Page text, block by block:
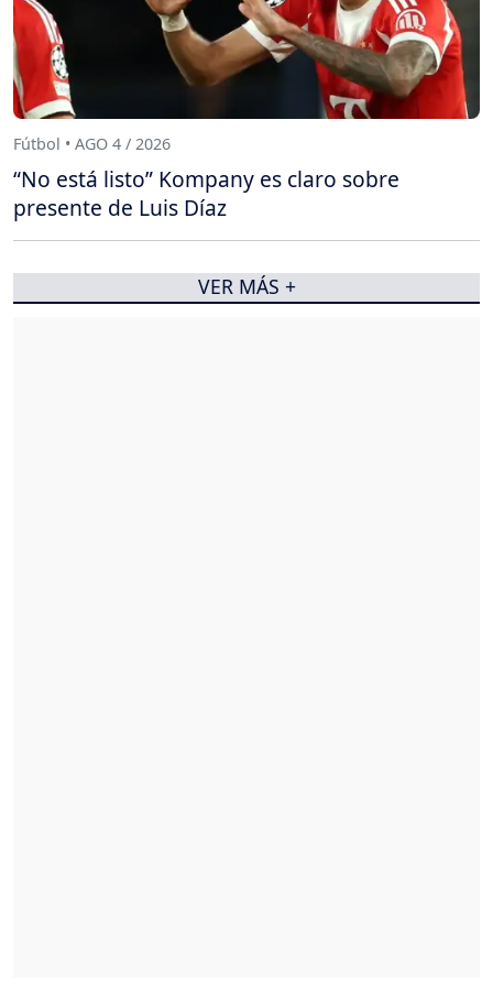
Fútbol • AGO 4 / 2026
“No está listo” Kompany es claro sobre
presente de Luis Díaz
VER MÁS +